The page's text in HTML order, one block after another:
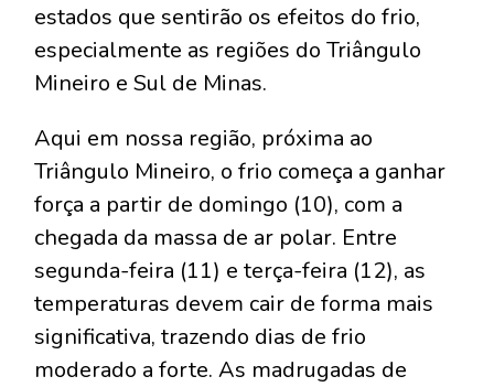
estados que sentirão os efeitos do frio,
especialmente as regiões do Triângulo
Mineiro e Sul de Minas.
Aqui em nossa região, próxima ao
Triângulo Mineiro, o frio começa a ganhar
força a partir de domingo (10), com a
chegada da massa de ar polar. Entre
segunda-feira (11) e terça-feira (12), as
temperaturas devem cair de forma mais
significativa, trazendo dias de frio
moderado a forte. As madrugadas de